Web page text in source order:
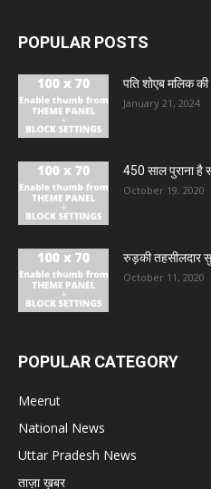
POPULAR POSTS
पति शोएब मलिक की
January 21, 2024
450 साल पुराना है
October 19, 2020
रुड़की तहसीलदार
October 11, 2020
POPULAR CATEGORY
Meerut
National News
Uttar Pradesh News
ताज़ा ख़बर